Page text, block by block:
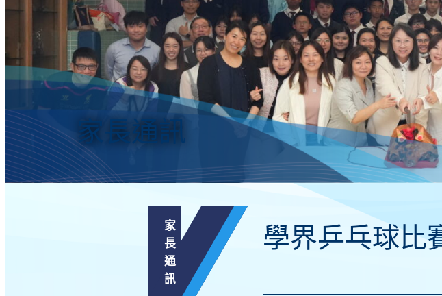
家長通訊
家
長
通
訊
學界乒乓球比